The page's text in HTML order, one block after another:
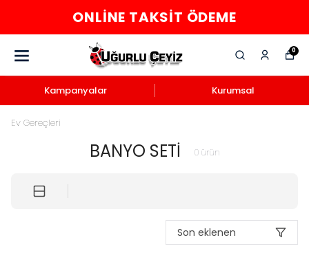
ONLINE TAKSIT ÖDEME
0
Kampanyalar Kurumsal
Ev Gereçleri
BANYO SETİ 0 ürün
Son eklenen